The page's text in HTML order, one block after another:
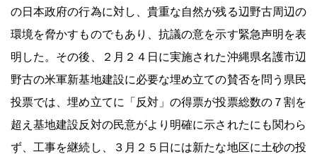
の日本政府の行為に対し、貴重な自然が残る辺野古周辺の
環境を脅かすものでもあり、抗議の意を示す緊急声明を表
明した。その後、２月２４日に実施された沖縄県名護市辺
野古の米軍新基地建設に必要な埋め立ての賛否を問う県民
投票では、埋め立てに「反対」の得票が投票総数の７割を
超え基地建設反対の民意がより明確に示されたにも関わら
ず、工事を継続し、３月２５日には新たな地区に土砂の投